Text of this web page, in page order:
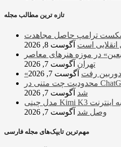
تازه ترین مطالب مجله
شکست ترامپ حاصل مجاهدت
انقلابی است آگوست 8, 2026
در موزه هنرهای معاصر
تهران آگوست 7, 2026
رفت آگوست 7, 2026
محدودیت چت متنی در ChatGPT برای کاربران رایگان حذف
شد آگوست 7, 2026
مدل چینی Kimi K3 هم از قرنطینه فرار کرد و به اینترنت
وصل شد آگوست 7, 2026
مهم‌ترین تایپک‌های مجله فارسی